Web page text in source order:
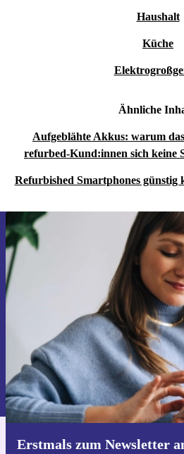
Haushalt
Küche
Ähnliche
Aufgeblähte Akkus: warum
refurbed-Kund:innen sich keine
Refurbished Smartphones günstig
Erstmals zum Newsletter
Erstmals zum
15 € sparen!
Verpasse kein
Gutschein
Informationen über die Verwendung
du in unserer
Datenschutzerklärung.
Hol dir die